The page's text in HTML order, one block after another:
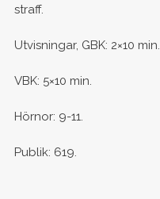
straff.
Utvisningar, GBK: 2×10 min.
VBK: 5×10 min.
Hörnor: 9-11.
Publik: 619.